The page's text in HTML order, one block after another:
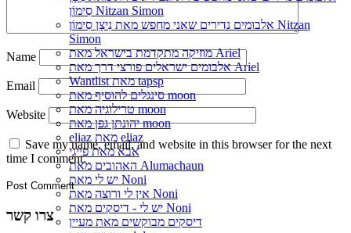
סִימוֹן Nitzan Simon
אלבומים נדירים שאני מחפש מאת נִיצָן סִימוֹן Nitzan
Simon
מוזיקה מתקדמת בישראל מאת Ariel
אלבומים ישראלים פורצי דרך מאת Ariel
Wantlist מאת tapsp
סינגלים להוסיף מאת moon
טרילוגיה מאת moon
יהונתן גפן מאת moon
eliaz מאת eliaz
אבא מאת פייגי
האהובים מאת Alumachaun
יש לי מאת Noni
אין לי ורוצה מאת Noni
יש לי - דיסקים מאת Noni
דיסקים מבוקשים מאת מעיין
Name
Email
Website
Save my name, email, and website in this browser for the next
time I comment.
צרו קשר